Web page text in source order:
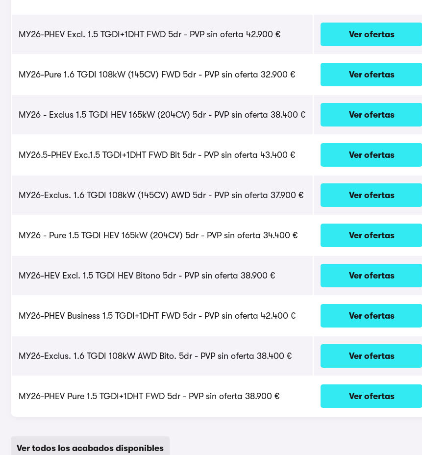
MY26-PHEV Excl. 1.5 TGDI+1DHT FWD 5dr - PVP sin oferta 42.900 € Ver ofertas
MY26-Pure 1.6 TGDI 108kW (145CV) FWD 5dr - PVP sin oferta 32.900 € Ver ofertas
MY26 - Exclus 1.5 TGDI HEV 165kW (204CV) 5dr - PVP sin oferta 38.400 € Ver ofertas
MY26.5-PHEV Exc.1.5 TGDI+1DHT FWD Bit 5dr - PVP sin oferta 43.400 € Ver ofertas
MY26-Exclus. 1.6 TGDI 108kW (145CV) AWD 5dr - PVP sin oferta 37.900 € Ver ofertas
MY26 - Pure 1.5 TGDI HEV 165kW (204CV) 5dr - PVP sin oferta 34.400 € Ver ofertas
MY26-HEV Excl. 1.5 TGDI HEV Bitono 5dr - PVP sin oferta 38.900 € Ver ofertas
MY26-PHEV Business 1.5 TGDI+1DHT FWD 5dr - PVP sin oferta 42.400 € Ver ofertas
MY26-Exclus. 1.6 TGDI 108kW AWD Bito. 5dr - PVP sin oferta 38.400 € Ver ofertas
MY26-PHEV Pure 1.5 TGDI+1DHT FWD 5dr - PVP sin oferta 38.900 € Ver ofertas
Ver todos los acabados disponibles